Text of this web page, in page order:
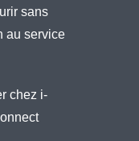
sans
au service
chez i-